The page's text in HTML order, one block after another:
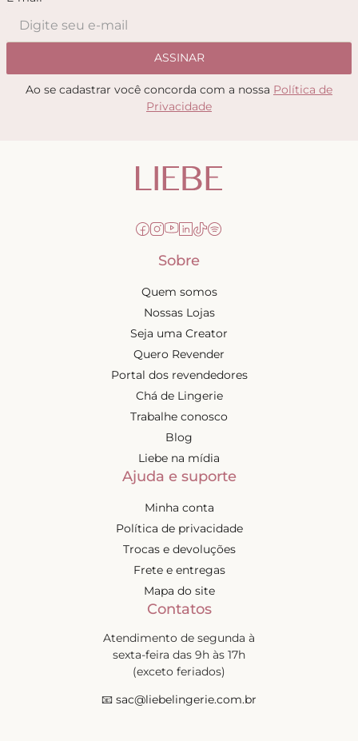
ASSINAR
Ao se cadastrar você concorda com a nossa Política de
Privacidade
Sobre
Quem somos
Nossas Lojas
Seja uma Creator
Quero Revender
Portal dos revendedores
Chá de Lingerie
Trabalhe conosco
Blog
Liebe na mídia
Ajuda e suporte
Minha conta
Política de privacidade
Trocas e devoluções
Frete e entregas
Mapa do site
Contatos
Atendimento de segunda à
sexta-feira das 9h às 17h
(exceto feriados)
📧 sac@liebelingerie.com.br